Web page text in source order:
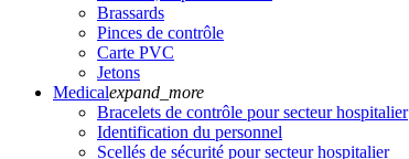
Brassards
Pinces de contrôle
Carte PVC
Jetons
Medicalexpand_more
Bracelets de contrôle pour secteur hospitalier
Identification du personnel
Scellés de sécurité pour secteur hospitalier